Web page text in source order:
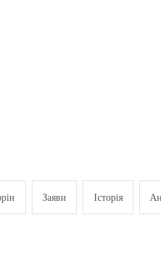
Заяви Історія